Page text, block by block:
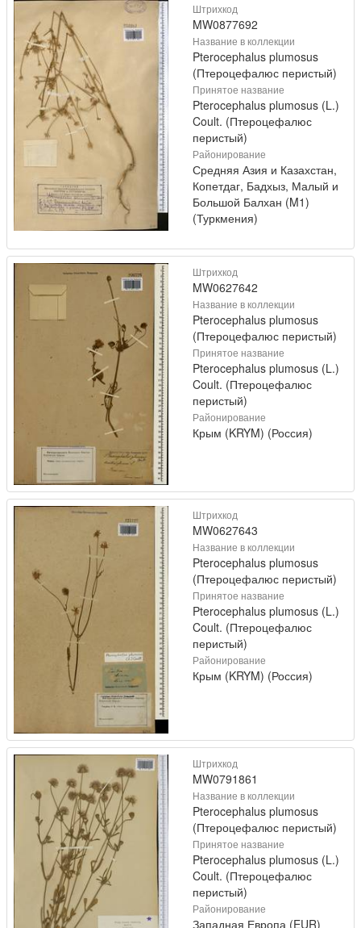
Штрихкод
MW0877692
Название в коллекции
Pterocephalus plumosus
(Птероцефалюс перистый)
Принятое название
Pterocephalus plumosus (L.)
Coult. (Птероцефалюс
перистый)
Районирование
Средняя Азия и Казахстан,
Копетдаг, Бадхыз, Малый и
Большой Балхан (M1)
(Туркмения)
Штрихкод
MW0627642
Название в коллекции
Pterocephalus plumosus
(Птероцефалюс перистый)
Принятое название
Pterocephalus plumosus (L.)
Coult. (Птероцефалюс
перистый)
Районирование
Крым (KRYM) (Россия)
Штрихкод
MW0627643
Название в коллекции
Pterocephalus plumosus
(Птероцефалюс перистый)
Принятое название
Pterocephalus plumosus (L.)
Coult. (Птероцефалюс
перистый)
Районирование
Крым (KRYM) (Россия)
Штрихкод
MW0791861
Название в коллекции
Pterocephalus plumosus
(Птероцефалюс перистый)
Принятое название
Pterocephalus plumosus (L.)
Coult. (Птероцефалюс
перистый)
Районирование
Западная Европа (EUR)